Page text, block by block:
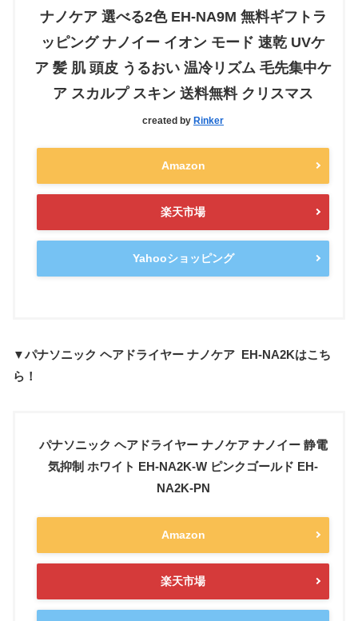
ナノケア 選べる2色 EH-NA9M 無料ギフトラ
ッピング ナノイー イオン モード 速乾 UVケ
ア 髪 肌 頭皮 うるおい 温冷リズム 毛先集中ケ
ア スカルプ スキン 送料無料 クリスマス
created by Rinker
Amazon
楽天市場
Yahooショッピング
▼パナソニック ヘアドライヤー ナノケア EH-NA2Kはこち
ら！
パナソニック ヘアドライヤー ナノケア ナノイー 静電
気抑制 ホワイト EH-NA2K-W ピンクゴールド EH-
NA2K-PN
Amazon
楽天市場